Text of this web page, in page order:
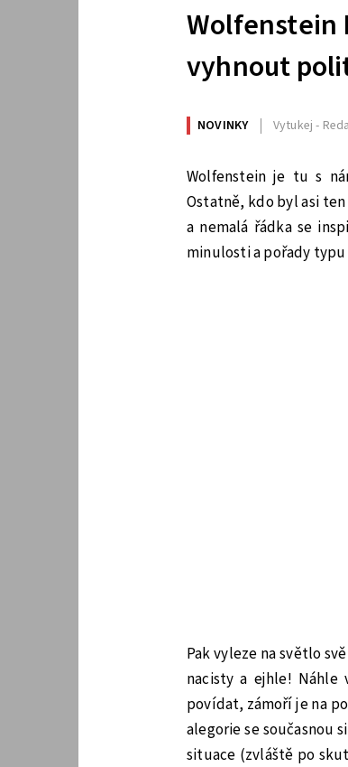
Wolfenstein
vyhnout
NOVINKY Vytukej -
Wolfenstein je tu s
Ostatně, kdo byl asi
a nemalá řádka se
minulosti a pořady typu
Pak vyleze na světlo
nacisty a ejhle! Náhle
povídat, zámoří je na
alegorie se současnou
situace (zvláště po